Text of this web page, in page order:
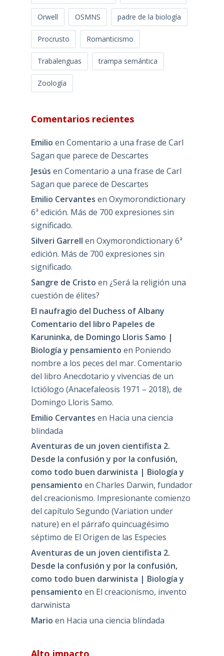
Orwell OSMNS padre de la biología
Procrusto Romanticismo
Trabalenguas trampa semántica
Zoología
Comentarios recientes
Emilio en Comentario a una frase de Carl
Sagan que parece de Descartes
Jesús en Comentario a una frase de Carl
Sagan que parece de Descartes
Emilio Cervantes en Oxymorondictionary
6ª edición. Más de 700 expresiones sin
significado.
Silveri Garrell en Oxymorondictionary 6ª
edición. Más de 700 expresiones sin
significado.
Sangre de Cristo en ¿Será la religión una
cuestión de élites?
El naufragio del Duchess of Albany
Comentario del libro Papeles de
Karuninka, de Domingo Lloris Samo |
Biología y pensamiento en Poniendo
nombre a los peces del mar. Comentario
del libro Anecdotario y vivencias de un
Ictiólogo (Anacefaleosis 1971 – 2018), de
Domingo Lloris Samo.
Emilio Cervantes en Hacia una ciencia
blindada
Aventuras de un joven cientifista 2.
Desde la confusión y por la confusión,
como todo buen darwinista | Biología y
pensamiento en Charles Darwin, fundador
del creacionismo. Impresionante comienzo
del capítulo Segundo (Variation under
nature) en el párrafo quincuagésimo
séptimo de El Origen de las Especies
Aventuras de un joven cientifista 2.
Desde la confusión y por la confusión,
como todo buen darwinista | Biología y
pensamiento en El creacionismo, invento
darwinista
Mario en Hacia una ciencia blindada
Alto impacto